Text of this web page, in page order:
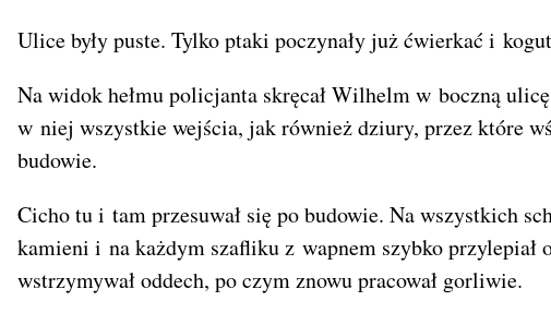
Ulice były puste. Tylko ptaki poczynały już ćwierkać i
Na widok hełmu policjanta skręcał Wilhelm w boczną
w niej wszystkie wejścia, jak również dziury, przez które
budowie.
Cicho tu i tam przesuwał się po budowie. Na wszystkich
kamieni i na każdym szafliku z wapnem szybko przylepiał
wstrzymywał oddech, po czym znowu pracował gorliwie.